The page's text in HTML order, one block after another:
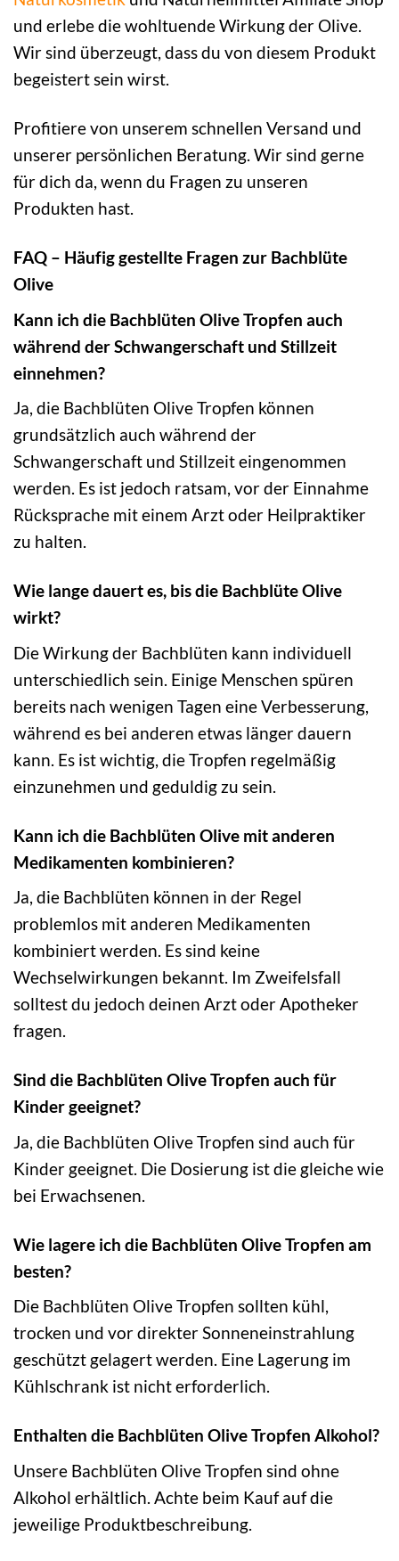
und erlebe die wohltuende Wirkung der Olive.
Wir sind überzeugt, dass du von diesem Produkt
begeistert sein wirst.
Profitiere von unserem schnellen Versand und
unserer persönlichen Beratung. Wir sind gerne
für dich da, wenn du Fragen zu unseren
Produkten hast.
FAQ – Häufig gestellte Fragen zur Bachblüte
Olive
Kann ich die Bachblüten Olive Tropfen auch
während der Schwangerschaft und Stillzeit
einnehmen?
Ja, die Bachblüten Olive Tropfen können
grundsätzlich auch während der
Schwangerschaft und Stillzeit eingenommen
werden. Es ist jedoch ratsam, vor der Einnahme
Rücksprache mit einem Arzt oder Heilpraktiker
zu halten.
Wie lange dauert es, bis die Bachblüte Olive
wirkt?
Die Wirkung der Bachblüten kann individuell
unterschiedlich sein. Einige Menschen spüren
bereits nach wenigen Tagen eine Verbesserung,
während es bei anderen etwas länger dauern
kann. Es ist wichtig, die Tropfen regelmäßig
einzunehmen und geduldig zu sein.
Kann ich die Bachblüten Olive mit anderen
Medikamenten kombinieren?
Ja, die Bachblüten können in der Regel
problemlos mit anderen Medikamenten
kombiniert werden. Es sind keine
Wechselwirkungen bekannt. Im Zweifelsfall
solltest du jedoch deinen Arzt oder Apotheker
fragen.
Sind die Bachblüten Olive Tropfen auch für
Kinder geeignet?
Ja, die Bachblüten Olive Tropfen sind auch für
Kinder geeignet. Die Dosierung ist die gleiche wie
bei Erwachsenen.
Wie lagere ich die Bachblüten Olive Tropfen am
besten?
Die Bachblüten Olive Tropfen sollten kühl,
trocken und vor direkter Sonneneinstrahlung
geschützt gelagert werden. Eine Lagerung im
Kühlschrank ist nicht erforderlich.
Enthalten die Bachblüten Olive Tropfen Alkohol?
Unsere Bachblüten Olive Tropfen sind ohne
Alkohol erhältlich. Achte beim Kauf auf die
jeweilige Produktbeschreibung.